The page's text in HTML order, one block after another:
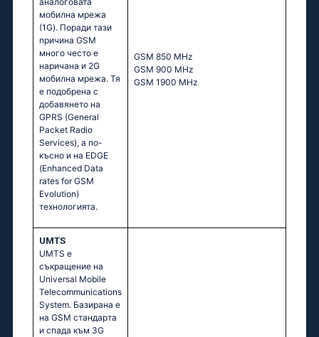
мобилна мрежа
(1G). Поради тази
причина GSM
много често е
наричана и 2G
мобилна мрежа. Тя
е подобрена с
добавянето на
GPRS (General
Packet Radio
Services), а по-
късно и на EDGE
(Enhanced Data
rates for GSM
Evolution)
технологията.
GSМ 850 МНz
GSМ 900 МНz
GSМ 1900 МНz
UMTS
UMTS е
съкращение на
Universal Mobile
Telecommunications
System. Базирана е
на GSM стандарта
и спада към 3G